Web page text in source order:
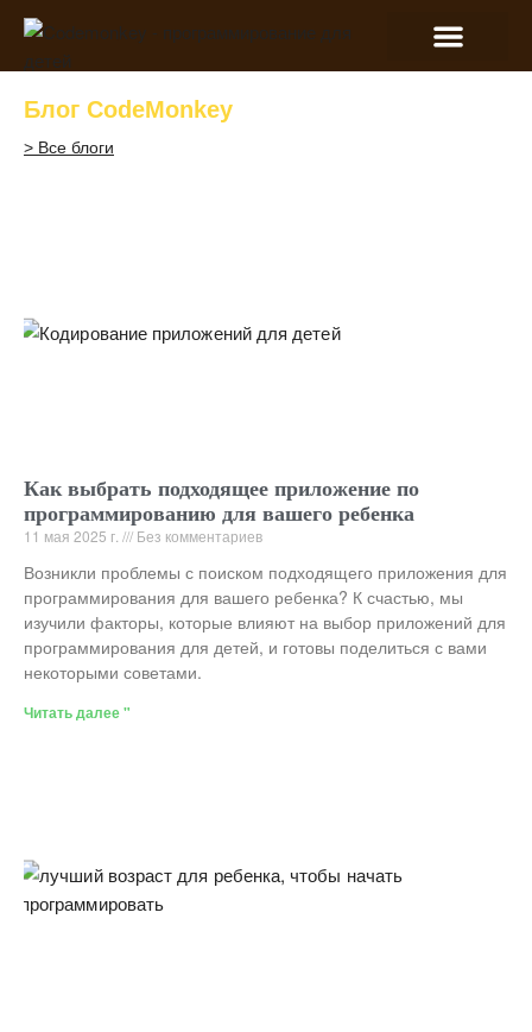
Блог CodeMonkey
> Все блоги
Как выбрать подходящее приложение по
программированию для вашего ребенка
11 мая 2025 г. Без комментариев
Возникли проблемы с поиском подходящего приложения для
программирования для вашего ребенка? К счастью, мы
изучили факторы, которые влияют на выбор приложений для
программирования для детей, и готовы поделиться с вами
некоторыми советами.
Читать далее "